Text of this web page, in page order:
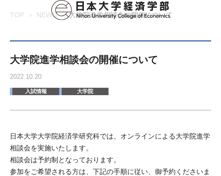
TOP NEWS 大学院進学相談会の開催について
大学院進学相談会の開催について
2022.10.20
入試情報 大学院
日本大学大学院経済学研究科では、オンラインによる大学院進学
相談会を実施いたします。
相談会は予約制となっております。
参加をご希望される方は、下記の手順に従い、御予約くださいま